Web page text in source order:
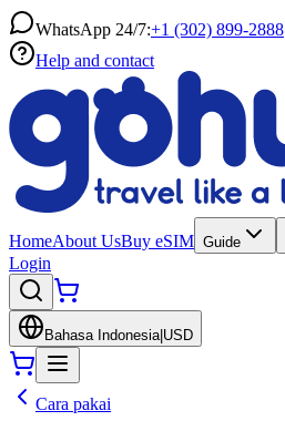
WhatsApp 24/7:+1 (302) 899-2888
Help and contact
HomeAbout UsBuy eSIM Guide
Login
Bahasa Indonesia| USD
Cara pakai